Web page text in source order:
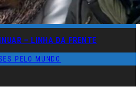
– LINHA DA FRENTE
PELO MUNDO